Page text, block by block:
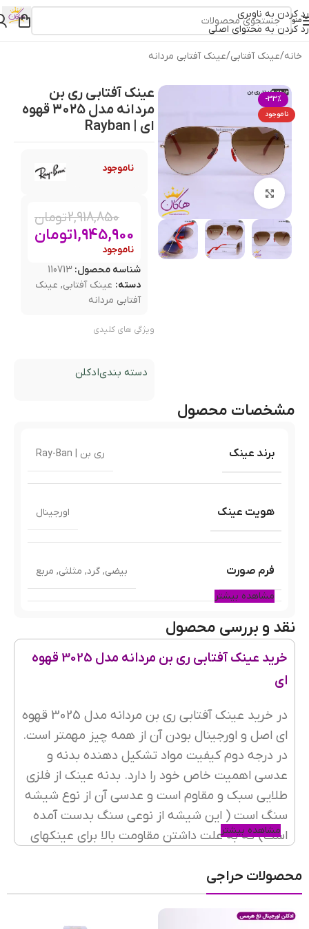
رد کردن به ناوبری
رد کردن به محتوای اصلی
منو
خانه/عینک آفتابی/عینک آفتابی مردانه
-33%
ناموجود
بزرگنمایی تصویر
عینک آفتابی ری بن
مردانه مدل 3025 قهوه
ای | Rayban
ناموجود
2,918,850تومان
1,945,900تومان
ناموجود
شناسه محصول: 110713
دسته: عینک آفتابی, عینک
آفتابی مردانه
ویژگی های کلیدی
دسته بندیادکلن
مشخصات محصول
برند عینک ری بن | Ray-Ban
هویت عینک اورجینال
فرم صورت بیضی, گرد, مثلثی, مربع
رنگ فریم
عرض فریم 130mm
نوع فریم عینک تمام فریم
مشاهده بیشتر
نقد و بررسی محصول
خرید عینک آفتابی ری بن مردانه مدل 3025 قهوه
ای
در خرید عینک آفتابی ری بن مردانه مدل 3025 قهوه
ای اصل و اورجینال بودن آن از همه چیز مهمتر است.
در درجه دوم کیفیت مواد تشکیل دهنده بدنه و
عدسی اهمیت خاص خود را دارد. بدنه عینک از فلزی
طلایی سبک و مقاوم است و عدسی آن از نوع شیشه
سنگ است ( این شیشه از نوعی سنگ بدست آمده
است) که به علت داشتن مقاومت بالا برای عینکهای
و داشتن انعطاف بالا از دلایل محبوبیت این
عینکهاست. عدسی این عینک از نوع یو وی 400
مشاهده بیشتر
محصولات حراجی